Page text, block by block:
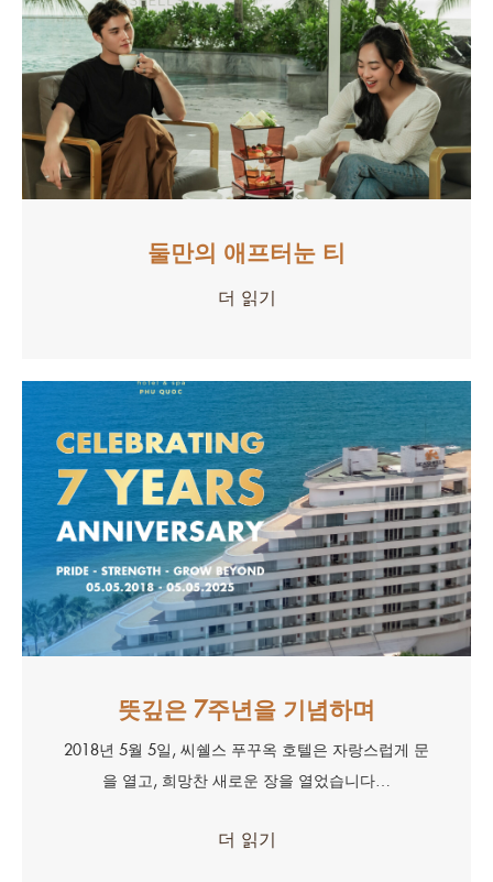
둘만의 애프터눈 티
더 읽기
뜻깊은 7주년을 기념하며
2018년 5월 5일, 씨쉘스 푸꾸옥 호텔은 자랑스럽게 문
을 열고, 희망찬 새로운 장을 열었습니다…
더 읽기